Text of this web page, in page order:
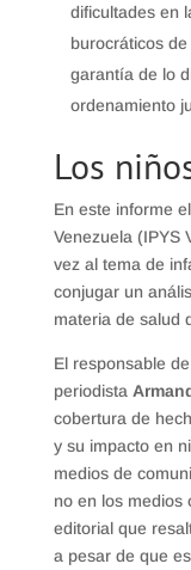
dificultades en
burocráticos
garantía de lo
ordenamiento
Los
En este informe
Venezuela (IPYS
vez al tema de
conjugar un
materia de salud
El responsable
periodista
cobertura de
y su impacto en
medios de
no en los medios
editorial que
a pesar de que